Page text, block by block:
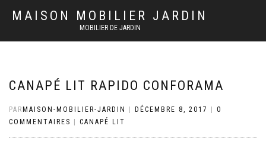
MAISON MOBILIER JARDIN
MOBILIER DE JARDIN
CANAPÉ LIT RAPIDO CONFORAMA
PAR MAISON-MOBILIER-JARDIN DÉCEMBRE 8, 2017
0
COMMENTAIRES
CANAPÉ LIT